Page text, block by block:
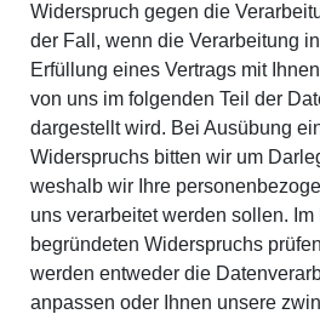
Widerspruch gegen die
der Fall, wenn die Verarbeitung
Erfüllung eines Vertrags mit
von uns im folgenden Teil der
dargestellt wird. Bei Ausübung
Widerspruchs bitten wir um
weshalb wir Ihre
uns verarbeitet werden sollen. Im
begründeten Widerspruchs
werden entweder die
anpassen oder Ihnen unsere